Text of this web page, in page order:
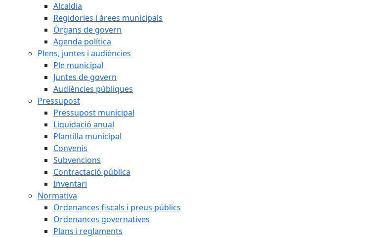
Alcaldia
Regidories i àrees municipals
Òrgans de govern
Agenda política
Plens, juntes i audiències
Ple municipal
Juntes de govern
Audiències públiques
Pressupost
Pressupost municipal
Liquidació anual
Plantilla municipal
Convenis
Subvencions
Contractació pública
Inventari
Normativa
Ordenances fiscals i preus públics
Ordenances governatives
Plans i reglaments